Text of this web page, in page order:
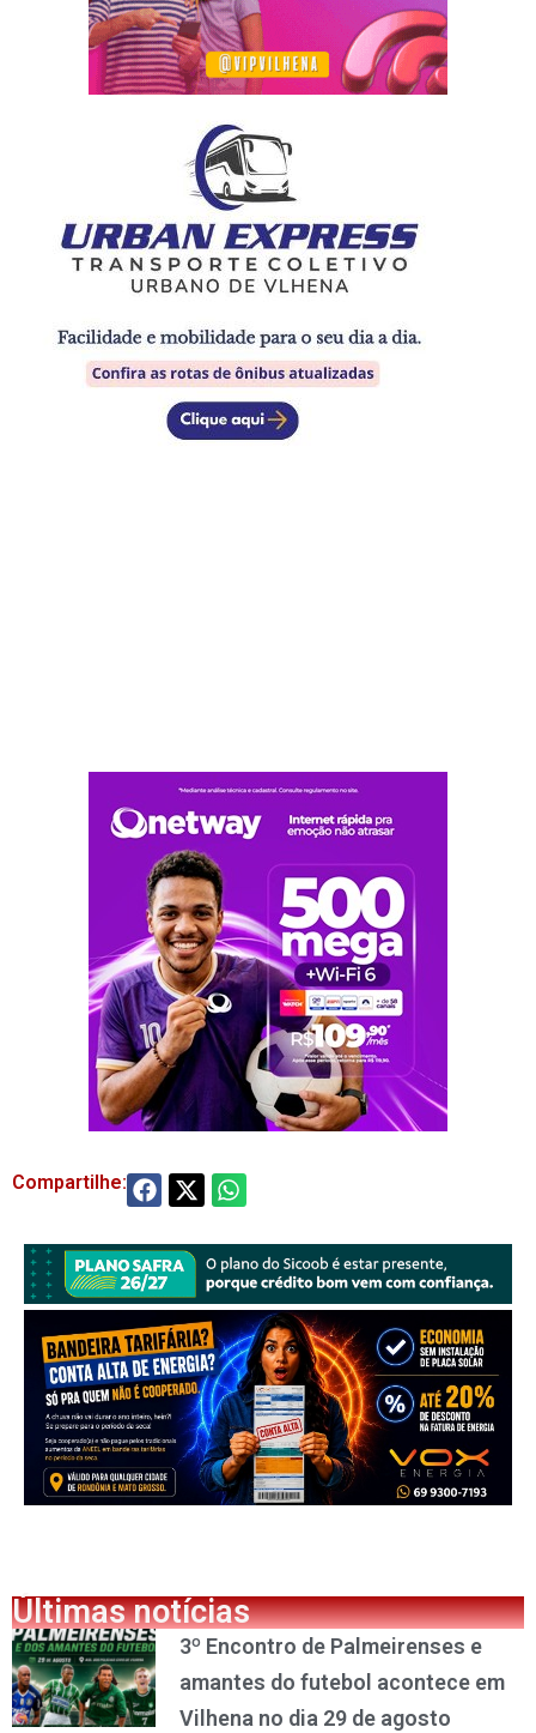
Compartilhe:
Últimas notícias
3º Encontro de Palmeirenses e
amantes do futebol acontece em
Vilhena no dia 29 de agosto